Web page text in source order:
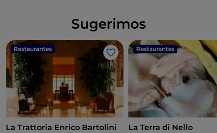
Sugerimos
Restaurantes
Me gusta
La Trattoria Enrico Bartolini
Restaurantes
La Terra di Nello